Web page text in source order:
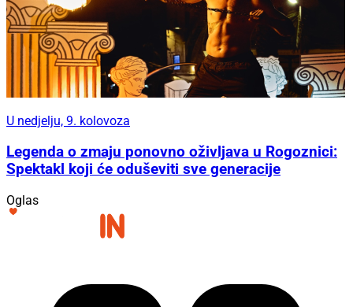
U nedjelju, 9. kolovoza
Legenda o zmaju ponovno oživljava u Rogoznici:
Spektakl koji će oduševiti sve generacije
Oglas